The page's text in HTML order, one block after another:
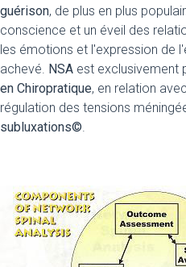
guérison, de plus en plus
conscience et un éveil des
les émotions et l'expression de
achevé. NSA est exclusivement
en Chiropratique, en relation
régulation des tensions
subluxations©.